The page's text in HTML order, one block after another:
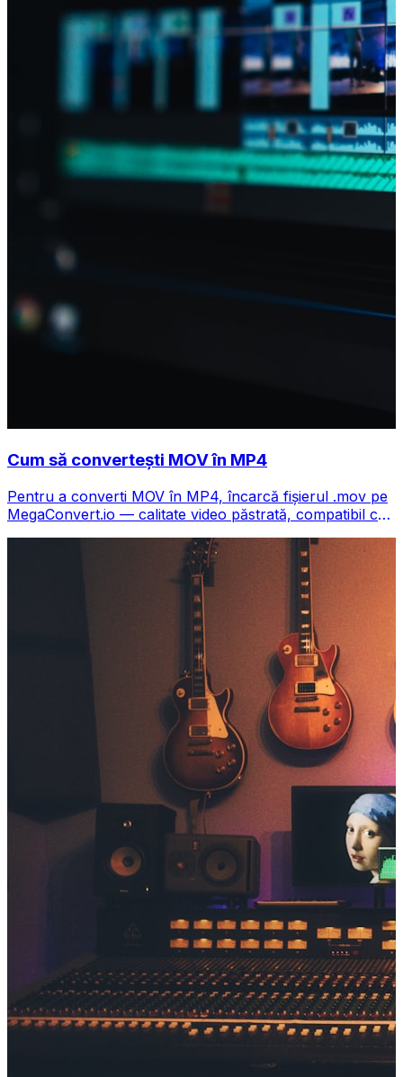
Cum să convertești MOV în MP4
Pentru a converti MOV în MP4, încarcă fișierul .mov pe
MegaConvert.io — calitate video păstrată, compatibil cu